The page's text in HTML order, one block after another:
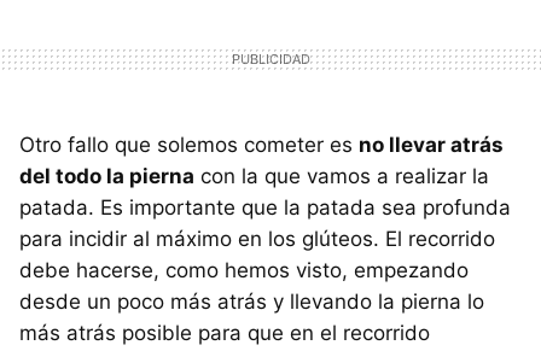
Otro fallo que solemos cometer es no llevar atrás
del todo la pierna con la que vamos a realizar la
patada. Es importante que la patada sea profunda
para incidir al máximo en los glúteos. El recorrido
debe hacerse, como hemos visto, empezando
desde un poco más atrás y llevando la pierna lo
más atrás posible para que en el recorrido